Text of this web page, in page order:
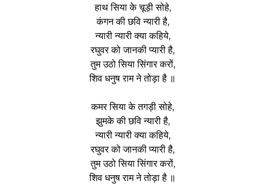
हाथ सिया के चूड़ी सोहे,
कंगन की छवि न्यारी है,
न्यारी न्यारी क्या कहिये,
रघुवर को जानकी प्यारी है,
तुम उठो सिया सिंगार करों,
शिव धनुष राम ने तोड़ा है ॥
कमर सिया के तगड़ी सोहे,
झुमके की छवि न्यारी है,
न्यारी न्यारी क्या कहिये,
रघुवर को जानकी प्यारी है,
तुम उठो सिया सिंगार करों,
शिव धनुष राम ने तोड़ा है ॥